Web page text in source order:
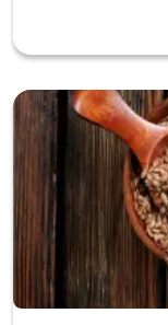
والعلاج مع